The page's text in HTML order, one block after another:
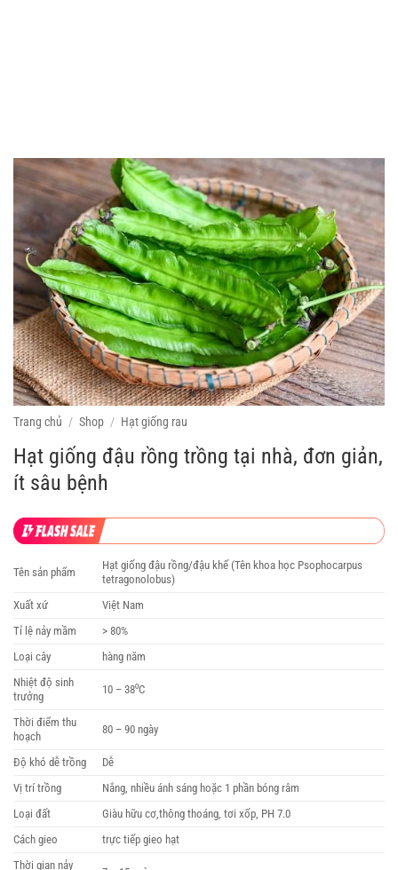
Trang chủ / Shop / Hạt giống rau
Hạt giống đậu rồng trồng tại nhà, đơn giản,
ít sâu bệnh
Tên sản phẩm
Hạt giống đậu rồng/đậu khế (Tên khoa học Psophocarpus
tetragonolobus)
Xuất xứ
Việt Nam
Tỉ lệ nảy mầm
> 80%
Loại cây
hàng năm
Nhiệt độ sinh
trưởng
10 – 38⁰C
Thời điểm thu
hoạch
80 – 90 ngày
Độ khó dễ trồng
Dễ
Vị trí trồng
Nắng, nhiều ánh sáng hoặc 1 phần bóng râm
Loại đất
Giàu hữu cơ,thông thoáng, tơi xốp, PH 7.0
Cách gieo
trực tiếp gieo hạt
Thời gian nảy